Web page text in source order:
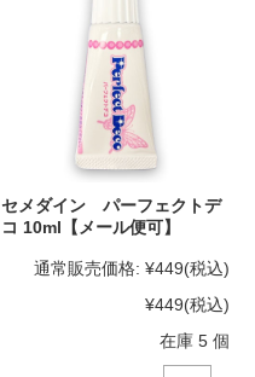
セメダイン パーフェクトデ
コ 10ml【メール便可】
通常販売価格: ¥449(税込)
¥449(税込)
在庫 5 個